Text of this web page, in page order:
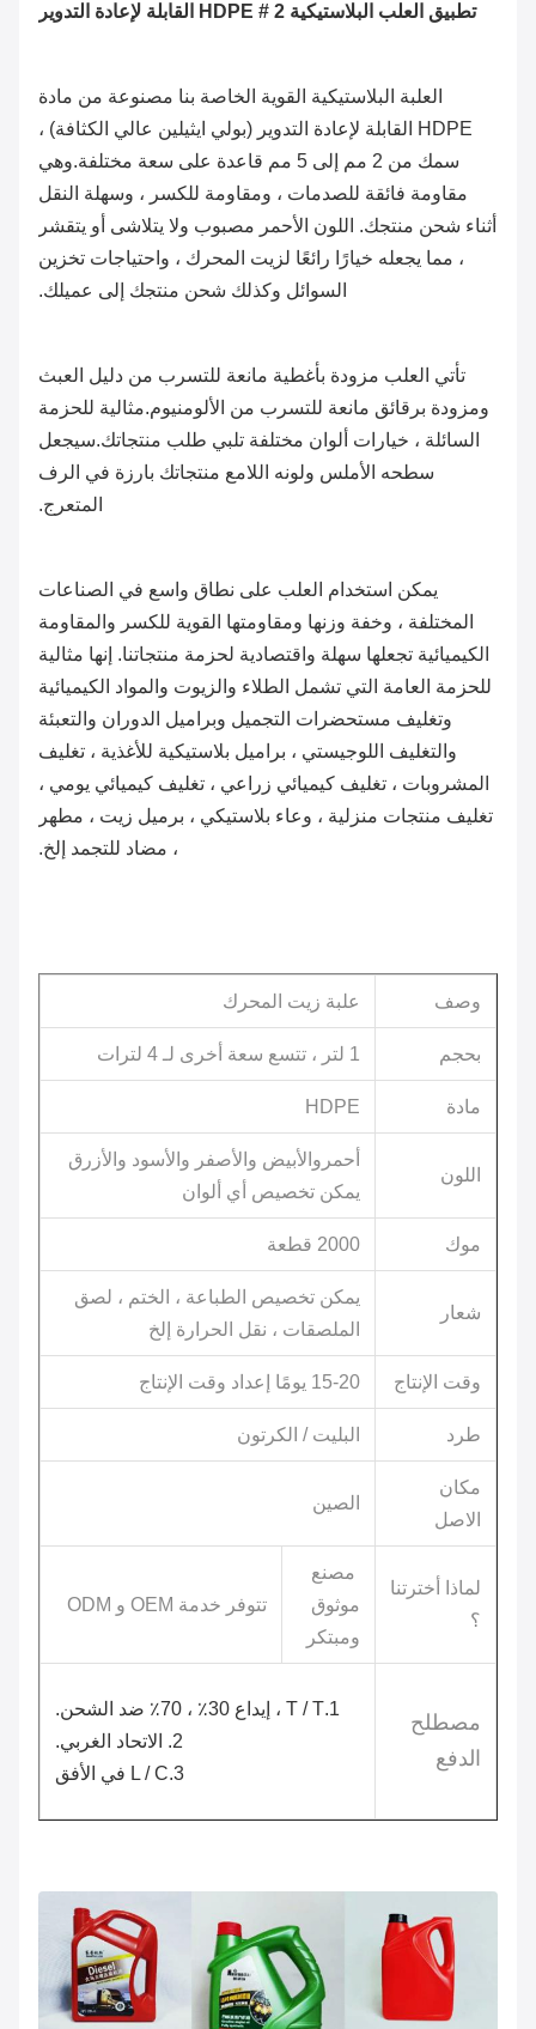
تطبيق العلب البلاستيكية HDPE # 2 القابلة لإعادة التدوير
العلبة البلاستيكية القوية الخاصة بنا مصنوعة من مادة
HDPE القابلة لإعادة التدوير (
بولي ايثيلين عالي الكثافة) ،
سمك من 2 مم إلى 5 مم قاعدة على سعة مختلفة.وهي
مقاومة فائقة للصدمات ، ومقاومة للكسر ، وسهلة النقل
أثناء شحن منتجك. اللون الأحمر مصبوب ولا يتلاشى أو يتقشر
، مما يجعله خيارًا رائعًا لزيت المحرك ، واحتياجات تخزين
السوائل وكذلك شحن منتجك إلى عميلك.
تأتي العلب مزودة بأغطية مانعة للتسرب من دليل العبث
ومزودة برقائق مانعة للتسرب من الألومنيوم.مثالية للحزمة
السائلة ، خيارات ألوان مختلفة تلبي طلب منتجاتك.سيجعل
سطحه الأملس ولونه اللامع منتجاتك بارزة في الرف
المتعرج.
يمكن استخدام العلب على نطاق واسع في الصناعات
المختلفة ، وخفة وزنها ومقاومتها القوية للكسر والمقاومة
الكيميائية تجعلها سهلة واقتصادية لحزمة منتجاتنا. إنها مثالية
للحزمة العامة التي تشمل الطلاء والزيوت والمواد الكيميائية
وتغليف مستحضرات التجميل وبراميل الدوران والتعبئة
والتغليف اللوجيستي ، براميل بلاستيكية للأغذية ، تغليف
المشروبات ، تغليف كيميائي زراعي ، تغليف كيميائي يومي ،
تغليف منتجات منزلية ، وعاء بلاستيكي ، برميل زيت ، مطهر
، مضاد للتجمد إلخ.
وصف علبة زيت المحرك
بحجم
HDPE
والأبيض والأصفر والأسود والأزرق
يمكن تخصيص أي ألوان
2000 قطعة
شعار
يمكن تخصيص الطباعة ، الختم ، لصق
الملصقات ، نقل الحرارة إلخ
وقت الإنتاج 15-20 يومًا إعداد وقت الإنتاج
البليت / الكرتون
مكان
الاصل
الصين
لماذا أخترتنا
مصنع
موثوق
ومبتكر
تتوفر خدمة OEM و ODM
مصطلح